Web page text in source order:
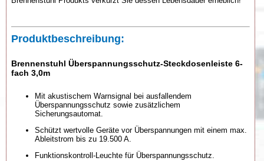
Produktbeschreibung:
Brennenstuhl Überspannungsschutz-Steckdosenleiste 6-
fach 3,0m
Mit akustischem Warnsignal bei ausfallendem
Überspannungsschutz sowie zusätzlichem
Sicherungsautomat.
Schützt wertvolle Geräte vor Überspannungen mit einem max.
Ableitstrom bis zu 19.500 A.
Funktionskontroll-Leuchte für Überspannungsschutz.